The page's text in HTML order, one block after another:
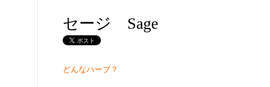
セージ Sage
どんなハーブ？